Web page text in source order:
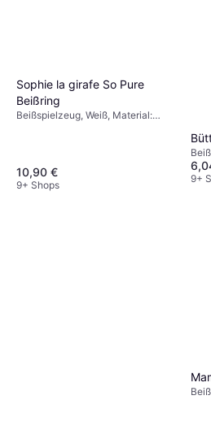
Sophie la girafe So Pure
Beißring
Beißspielzeug, Weiß, Material:
10,90 €
9+ Shops
9+